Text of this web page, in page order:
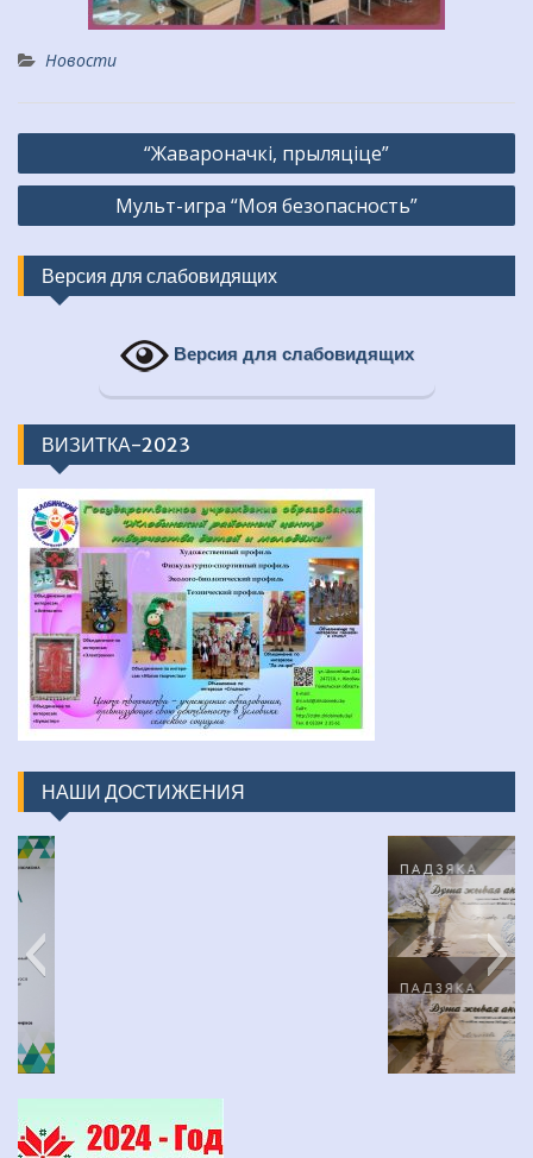
Новости
Навигация
по
“Жавароначкі, прыляціце”
Мульт-игра “Моя безопасность”
Версия для слабовидящих
Версия для слабовидящих
ВИЗИТКА-2023
НАШИ ДОСТИЖЕНИЯ